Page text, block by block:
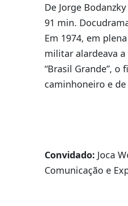
De Jorge
91 min.
Em 1974, em
militar alardeava
“Brasil Grande”,
caminhoneiro e
Convidado: Joca
Comunicação e